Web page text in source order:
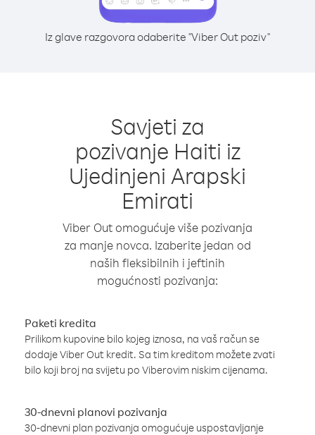
Iz glave razgovora odaberite "Viber Out poziv"
Savjeti za
pozivanje Haiti iz
Ujedinjeni Arapski
Emirati
Viber Out omogućuje više pozivanja
za manje novca. Izaberite jedan od
naših fleksibilnih i jeftinih
mogućnosti pozivanja:
Paketi kredita
Prilikom kupovine bilo kojeg iznosa, na vaš račun se
dodaje Viber Out kredit. Sa tim kreditom možete zvati
bilo koji broj na svijetu po Viberovim niskim cijenama.
30-dnevni planovi pozivanja
30-dnevni plan pozivanja omogućuje uspostavljanje